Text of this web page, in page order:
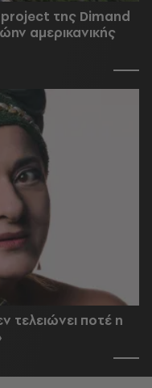
της Dimand
αμερικανικής
τελειώνει ποτέ η